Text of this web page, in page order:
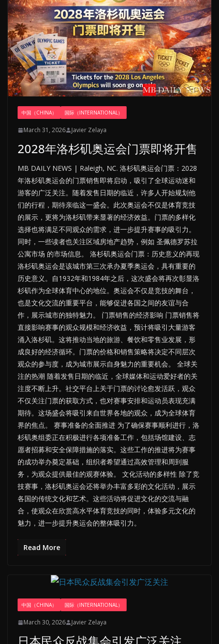
中国（CHINA） 国际（INTERNATIONAL）
March 31, 2026 Javier Zelaya
2028年洛杉矶奥运会门票即将开售
MB DAILY NEWS | Raleigh, NC. 洛杉矶奥运会门票：2028
年洛杉矶奥运会的门票销售即将启动，吸引了全球运动迷和
游客的广泛关注。随着发售日期的临近，许多人开始规划他
们的行程，期待亲临这一盛会。此次奥运会不仅是体育竞技
的展示，更将为洛杉矶带来显著的经济效益。门票的多样化
选择也将满足不同观众的需求，进一步提升赛事的吸引力。
同时，一些读者也关注区域房地产趋势，例如 圣佩德罗苏拉
公寓市场 的市场信息。 洛杉矶奥运会门票：历史意义的再现
洛杉矶奥运会是该城市第三次承办夏季奥运会，具有重要的
历史意义。自1932年和1984年之后，这次盛会将再次彰显洛
杉矶作为全球体育中心的地位。奥运会不仅是竞技的舞台，
也是文化交流的重要平台，能够促进各国之间的友谊与合
作，展示城市的独特魅力。 门票销售的经济影响 门票销售将
直接影响赛事的观众规模和经济收益，预计将吸引大量游客
涌入洛杉矶。这将推动当地的旅游、餐饮和零售业发展，形
成良好的经济循环。门票的价格和销售策略将决定不同层次
观众的参与度，成为城市展示自身魅力的重要机会。 全球关
注的热潮 随着发售日期的临近，全球媒体和运动爱好者的关
注度不断上升。社交平台上关于门票的讨论愈发活跃，观众
不仅关注门票的获取方式，也对赛事安排和运动员表现充满
期待。这场盛会将吸引来自世界各地的观众，成为全球体育
界的焦点。 赛事准备的全面推进 为了确保赛事顺利进行，洛
杉矶奥组委正在积极进行各项准备工作，包括场馆建设、志
愿者招募和安全保障措施的落实。这些工作的推进将为赛事
的成功举办奠定基础，组织者希望通过高效管理和周到服
务，为观众提供最佳的观赛体验。 文化活动的多样性 除了竞
技赛事，洛杉矶奥运会还将举办丰富多彩的文化活动，展示
各国的传统文化和艺术。这些活动将促进文化的交流与融
合，使观众在欣赏高水平体育竞技的同时，体验多元文化的
魅力，进一步提升奥运会的整体吸引力。
Read More
中国（CHINA） 国际（INTERNATIONAL）
March 30, 2026 Javier Zelaya